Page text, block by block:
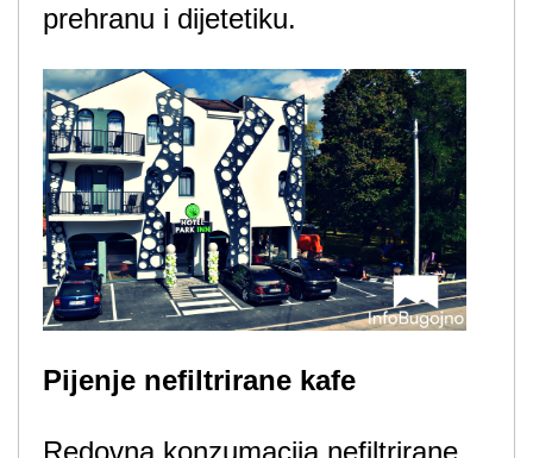
prehranu i dijetetiku.
Pijenje nefiltrirane kafe
Redovna konzumacija nefiltrirane